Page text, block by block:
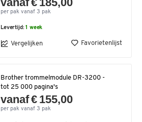
per pak vanaf 3 pak
Levertijd:1 week
Vergelijken Favorietenlijst
Brother trommelmodule DR-3200 -
tot 25 000 pagina's
vanaf € 155,00
per pak vanaf 3 pak